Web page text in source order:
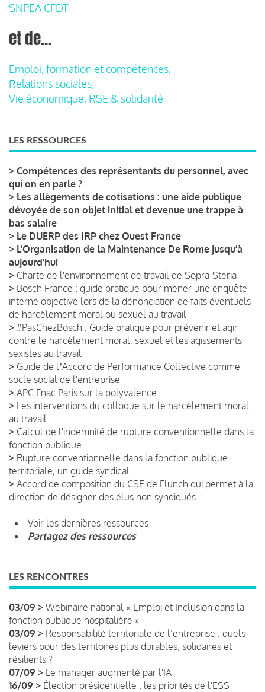
SNPEA CFDT
et de...
Emploi, formation et compétences,
Relations sociales,
Vie économique, RSE & solidarité
LES RESSOURCES
> Compétences des représentants du personnel, avec
qui on en parle ?
> Les allègements de cotisations : une aide publique
dévoyée de son objet initial et devenue une trappe à
bas salaire
> Le DUERP des IRP chez Ouest France
> L’Organisation de la Maintenance De Rome jusqu’à
aujourd’hui
> Charte de l'environnement de travail de Sopra-Steria
> Bosch France : guide pratique pour mener une enquête
interne objective lors de la dénonciation de faits éventuels
de harcèlement moral ou sexuel au travail
> #PasChezBosch : Guide pratique pour prévenir et agir
contre le harcèlement moral, sexuel et les agissements
sexistes au travail
> Guide de lʼAccord de Performance Collective comme
socle social de l'entreprise
> APC Fnac Paris sur la polyvalence
> Les interventions du colloque sur le harcèlement moral
au travail
> Calcul de l'indemnité de rupture conventionnelle dans la
fonction publique
> Rupture conventionnelle dans la fonction publique
territoriale, un guide syndical
> Accord de composition du CSE de Flunch qui permet à la
direction de désigner des élus non syndiqués
Voir les dernières ressources
Partagez des ressources
LES RENCONTRES
03/09 > Webinaire national « Emploi et Inclusion dans la
fonction publique hospitalière »
03/09 > Responsabilité territoriale de l’entreprise : quels
leviers pour des territoires plus durables, solidaires et
résilients ?
07/09 > Le manager augmenté par l'IA
16/09 > Élection présidentielle : les priorités de l'ESS